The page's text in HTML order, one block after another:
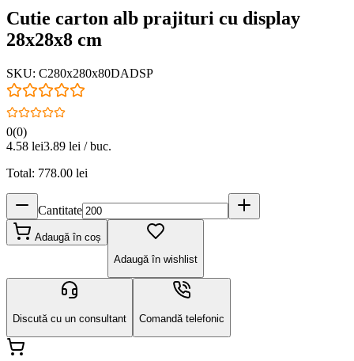
Cutie carton alb prajituri cu display
28x28x8 cm
SKU: C280x280x80DADSP
0(0)
4.58 lei3.89 lei / buc.
Total: 778.00 lei
Cantitate
Adaugă în coș
Adaugă în wishlist
Discută cu un consultant Comandă telefonic